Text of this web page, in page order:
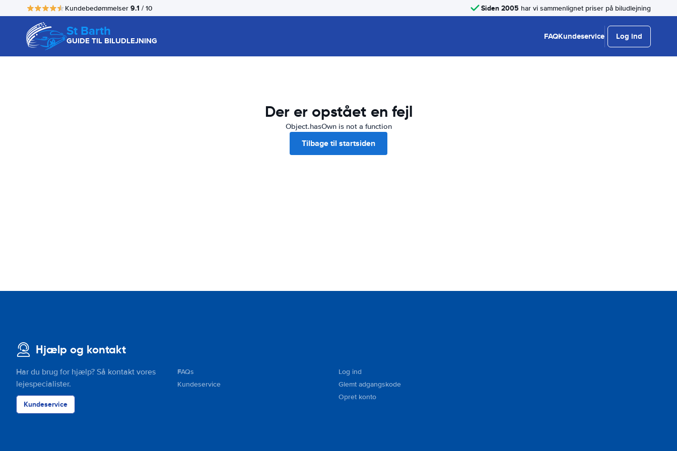
Kundebedømmelser 9.1 / 10 Siden 2005 har vi sammenlignet priser på biludlejning
St Barth
GUIDE TIL BILUDLEJNING FAQKundeservice Log ind
Der er opstået en fejl
Object.hasOwn is not a function
Tilbage til startsiden
Hjælp og kontakt
Har du brug for hjælp? Så kontakt vores
lejespecialister.
Kundeservice
FAQs
Kundeservice
Log ind
Glemt adgangskode
Opret konto